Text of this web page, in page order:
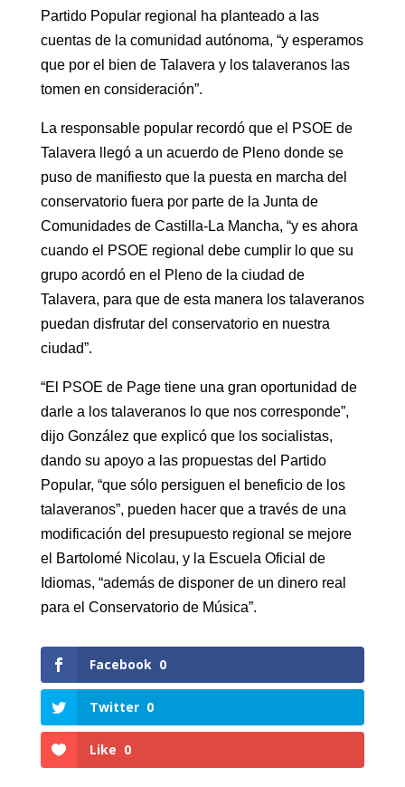
Partido Popular regional ha planteado a las
cuentas de la comunidad autónoma, “y esperamos
que por el bien de Talavera y los talaveranos las
tomen en consideración”.
La responsable popular recordó que el PSOE de
Talavera llegó a un acuerdo de Pleno donde se
puso de manifiesto que la puesta en marcha del
conservatorio fuera por parte de la Junta de
Comunidades de Castilla-La Mancha, “y es ahora
cuando el PSOE regional debe cumplir lo que su
grupo acordó en el Pleno de la ciudad de
Talavera, para que de esta manera los talaveranos
puedan disfrutar del conservatorio en nuestra
ciudad”.
“El PSOE de Page tiene una gran oportunidad de
darle a los talaveranos lo que nos corresponde”,
dijo González que explicó que los socialistas,
dando su apoyo a las propuestas del Partido
Popular, “que sólo persiguen el beneficio de los
talaveranos”, pueden hacer que a través de una
modificación del presupuesto regional se mejore
el Bartolomé Nicolau, y la Escuela Oficial de
Idiomas, “además de disponer de un dinero real
para el Conservatorio de Música”.
Facebook 0
Twitter 0
Like 0